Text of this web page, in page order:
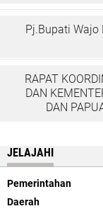
Pj.Bupati Wajo
RAPAT
DAN
DAN
JELAJAHI
Pemerintahan
Daerah